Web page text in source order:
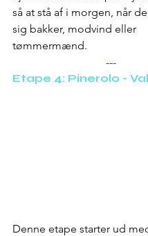
så at stå af i morgen, når
sig bakker, modvind eller
tømmermænd.
---
Etape 4: Pinerolo -
Denne etape starter ud